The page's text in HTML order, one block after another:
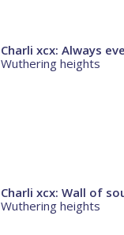
Charli xcx: Always
Wuthering heights
Charli xcx: Wall of
Wuthering heights